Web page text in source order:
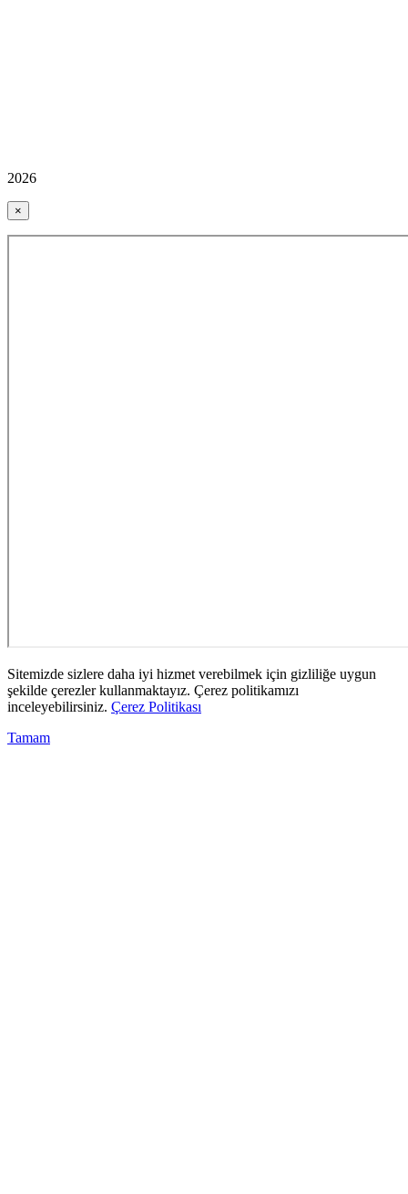
2026
×
Sitemizde sizlere daha iyi hizmet verebilmek için gizliliğe uygun
şekilde çerezler kullanmaktayız. Çerez politikamızı
inceleyebilirsiniz. Çerez Politikası
Tamam